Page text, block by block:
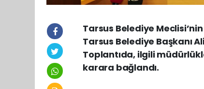
Tarsus Belediye Meclisi’nin
Tarsus Belediye Başkanı
Toplantıda, ilgili
karara bağlandı.